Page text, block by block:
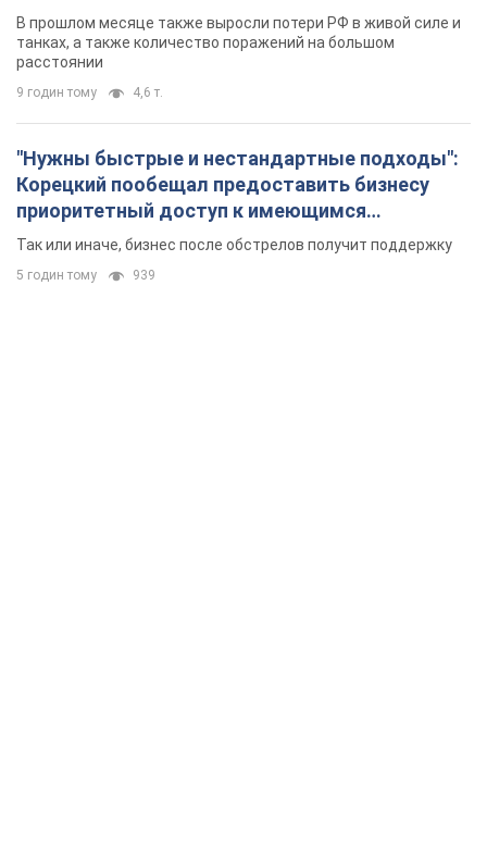
В прошлом месяце также выросли потери РФ в живой силе и
танках, а также количество поражений на большом
расстоянии
9 годин тому 4,6 т.
"Нужны быстрые и нестандартные подходы":
Корецкий пообещал предоставить бизнесу
приоритетный доступ к имеющимся
складским помещениям
Так или иначе, бизнес после обстрелов получит поддержку
5 годин тому 939